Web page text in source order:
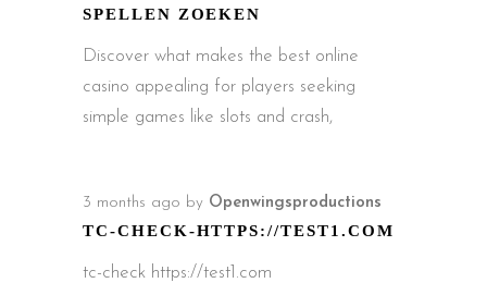
SPELLEN ZOEKEN
Discover what makes the best online
casino appealing for players seeking
simple games like slots and crash,
3 months ago by Openwingsproductions
TC-CHECK-HTTPS://TEST1.COM
tc-check https://test1.com